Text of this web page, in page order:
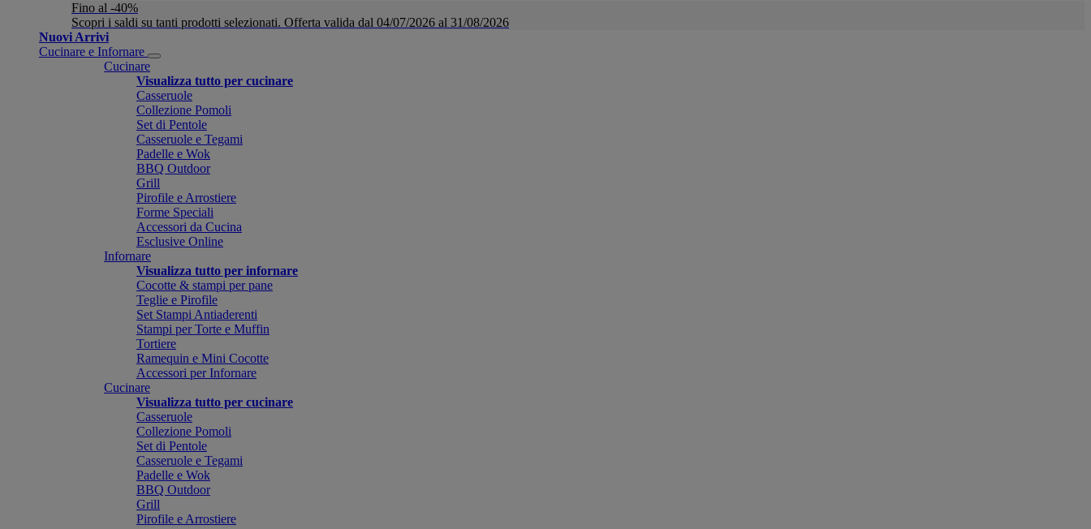
Fino al -40%
Scopri i saldi su tanti prodotti selezionati. Offerta valida dal 04/07/2026 al 31/08/2026
Nuovi Arrivi
Cucinare e Infornare
Cucinare
Visualizza tutto per cucinare
Casseruole
Collezione Pomoli
Set di Pentole
Casseruole e Tegami
Padelle e Wok
BBQ Outdoor
Grill
Pirofile e Arrostiere
Forme Speciali
Accessori da Cucina
Esclusive Online
Infornare
Visualizza tutto per infornare
Cocotte & stampi per pane
Teglie e Pirofile
Set Stampi Antiaderenti
Stampi per Torte e Muffin
Tortiere
Ramequin e Mini Cocotte
Accessori per Infornare
Cucinare
Visualizza tutto per cucinare
Casseruole
Collezione Pomoli
Set di Pentole
Casseruole e Tegami
Padelle e Wok
BBQ Outdoor
Grill
Pirofile e Arrostiere